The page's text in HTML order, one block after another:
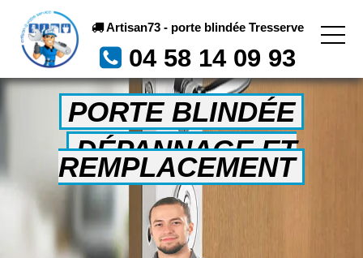
Artisan73 - porte blindée Tresserve
04 58 14 09 93
PORTE BLINDÉE
DÉPANNAGE ET
REMPLACEMENT